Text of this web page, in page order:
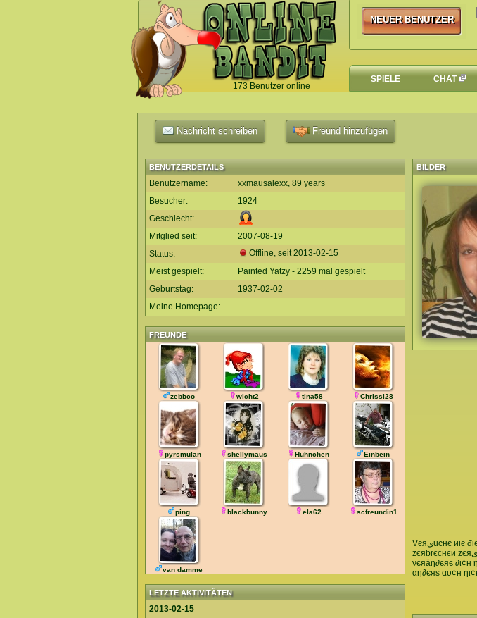
173 Benutzer online
`
NEUER BENUTZER
NEUER BENUTZER
SPIELE CHAT
Nachricht schreiben Freund hinzufügen
BENUTZERDETAILS
Benutzername:
xxmausalexx, 89 years
Besucher:
1924
Geschlecht:
Mitglied seit:
2007-08-19
Status:
Offline, seit2013-02-15
Meist gespielt:
Painted Yatzy - 2259 mal gespielt
Geburtstag:
1937-02-02
Meine Homepage:
FREUNDE
zebbco wicht2 tina58 Chrissi28
pyrsmulan shellymaus Hühnchen Einbein
ping blackbunny ela62 scfreundin1
van damme
LETZTE AKTIVITÄTEN
2013-02-15
BILDER
Vєяىucнє иiє điє GєfüнŁє єiиєى Aиđєяєи zu vєrŁєtzєи đєии GєfüнŁє ىiиd auى gŁaى wєии ىiє
νєяäη∂єяє ∂ι¢н
αη∂єяѕ αυ¢н
..